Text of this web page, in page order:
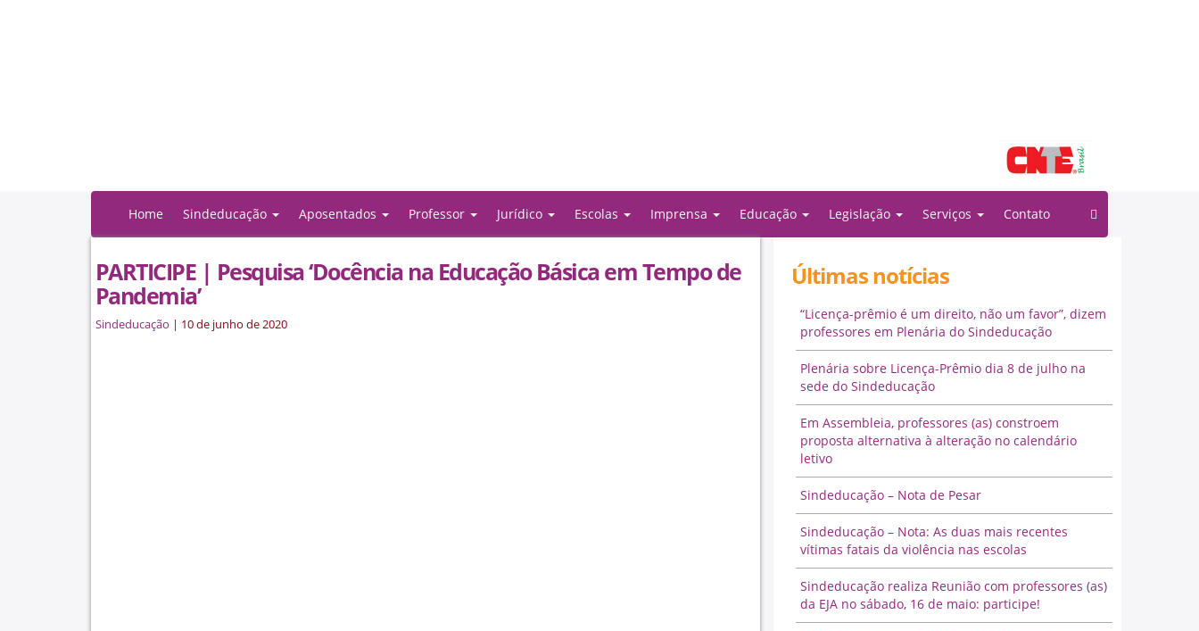
Home Sindeducação Aposentados Professor Jurídico Escolas Imprensa Educação Legislação Serviços Contato
PARTICIPE | Pesquisa ‘Docência na Educação Básica em Tempo de
Pandemia’
Sindeducação | 10 de junho de 2020
Últimas notícias
“Licença-prêmio é um direito, não um favor”, dizem
professores em Plenária do Sindeducação
Plenária sobre Licença-Prêmio dia 8 de julho na
sede do Sindeducação
Em Assembleia, professores (as) constroem
proposta alternativa à alteração no calendário
letivo
Sindeducação – Nota de Pesar
Sindeducação – Nota: As duas mais recentes
vítimas fatais da violência nas escolas
Sindeducação realiza Reunião com professores (as)
da EJA no sábado, 16 de maio: participe!